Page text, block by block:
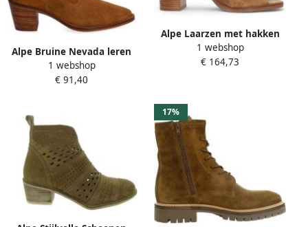
Alpe Bruine Nevada leren
enkellaarsjes
1 webshop
€ 91,40
Alpe Laarzen met hakken
Botines Mujer Modèle 5094
11
1 webshop
€ 164,73
17%